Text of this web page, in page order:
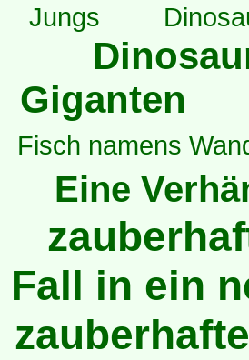
Jungs
Giganten
Fisch namens
Eine
Fall in ein